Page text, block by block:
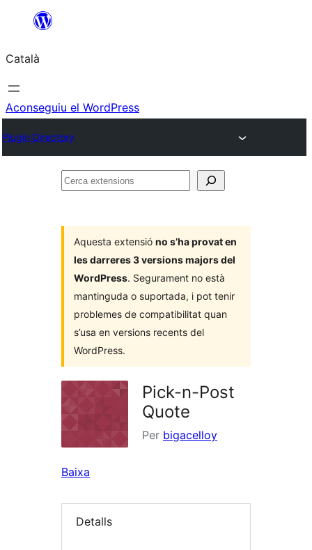
contingut
Català
Aconseguiu el WordPress
Plugin Directory
Cerca
Aquesta extensió no s’ha provat en
les darreres 3 versions majors del
WordPress. Segurament no està
mantinguda o suportada, i pot tenir
problemes de compatibilitat quan
s’usa en versions recents del
WordPress.
Pick-n-Post
Quote
Per bigacelloy
Baixa
Detalls